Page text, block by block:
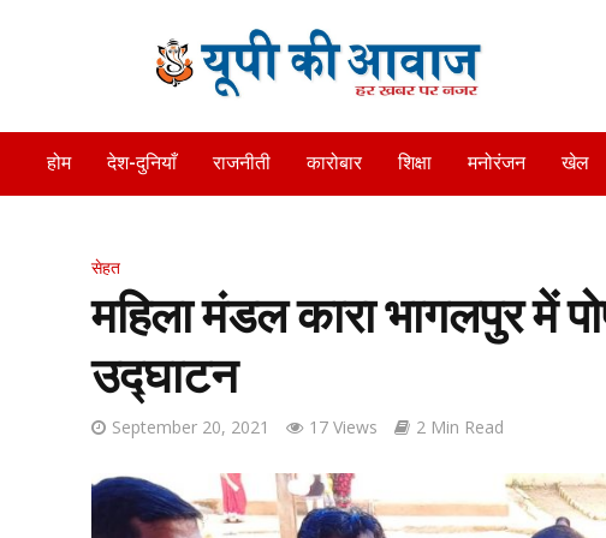
होम देश-दुनियाँ राजनीती कारोबार शिक्षा मनोरंजन खेल
सेहत
महिला मंडल कारा भागलपुर में
उद्घाटन
September 20, 2021 17 Views 2 Min Read